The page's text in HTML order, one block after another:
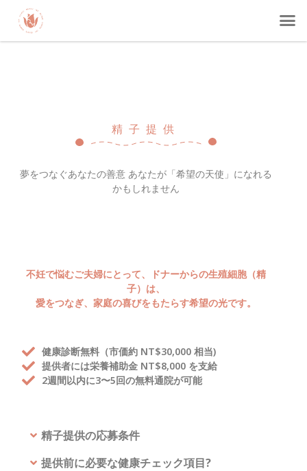
精子提供
夢をつなぐあなたの善意 あなたが「希望の天使」になれる
かもしれません
不妊で悩むご夫婦にとって、ドナーからの生殖細胞（精
子）は、
愛をつなぎ、家庭の喜びをもたらす希望の光です。
健康診断無料（市価約 NT$30,000 相当)
提供者には栄養補助金 NT$8,000 を支給
2週間以内に3〜5回の無料通院が可能
精子提供の応募条件
提供前に必要な健康チェック項目?